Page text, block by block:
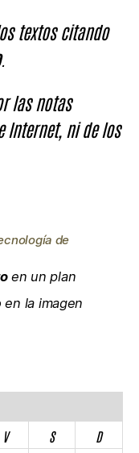
textos citando
.
las notas
Internet, ni de los
de
en un plan
la imagen
V S
D